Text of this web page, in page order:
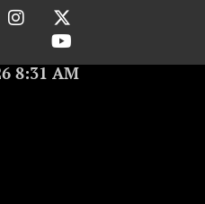
8:31 AM